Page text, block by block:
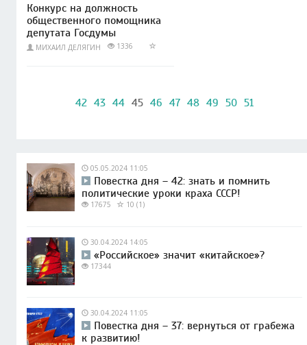
Конкурс на должность
общественного помощника
депутата Госдумы
МИХАИЛ ДЕЛЯГИН 1336
42 43 44 45 46 47 48 49 50 51
05.05.2024 11:05
Повестка дня – 42: знать и помнить
политические уроки краха СССР!
17675 10 (1)
30.04.2024 14:05
«Российское» значит «китайское»?
17344
30.04.2024 11:05
Повестка дня – 37: вернуться от грабежа
к развитию!